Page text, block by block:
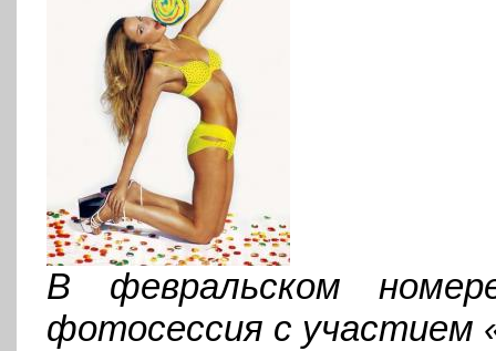
В февральском
фотосессия с участием